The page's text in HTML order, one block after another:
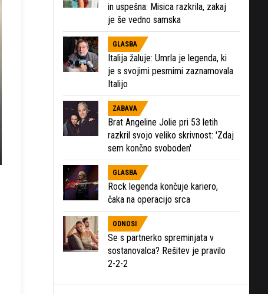
in uspešna: Misica razkrila, zakaj
je še vedno samska
GLASBA
Italija žaluje: Umrla je legenda, ki
je s svojimi pesmimi zaznamovala
Italijo
ZABAVA
Brat Angeline Jolie pri 53 letih
razkril svojo veliko skrivnost: 'Zdaj
sem končno svoboden'
GLASBA
Rock legenda končuje kariero,
čaka na operacijo srca
ODNOSI
Se s partnerko spreminjata v
sostanovalca? Rešitev je pravilo
2-2-2